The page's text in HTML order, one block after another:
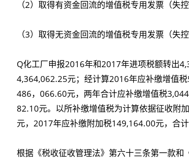
（2）取得有资金回流的增值税专用发票（失
（3）取得无资金回流的增值税专用发票（失
Q化工厂申报2016年和2017年进项税额转出
4,364,062.25元；经计算2016年应补缴增值
486，066.60元，两年合计应补缴增值税
82.10元。以所补缴增值税为计算依据征收附
元，2017年应补缴附加税149,164.00元，合
根据《税收征收管理法》第六十三条第一款